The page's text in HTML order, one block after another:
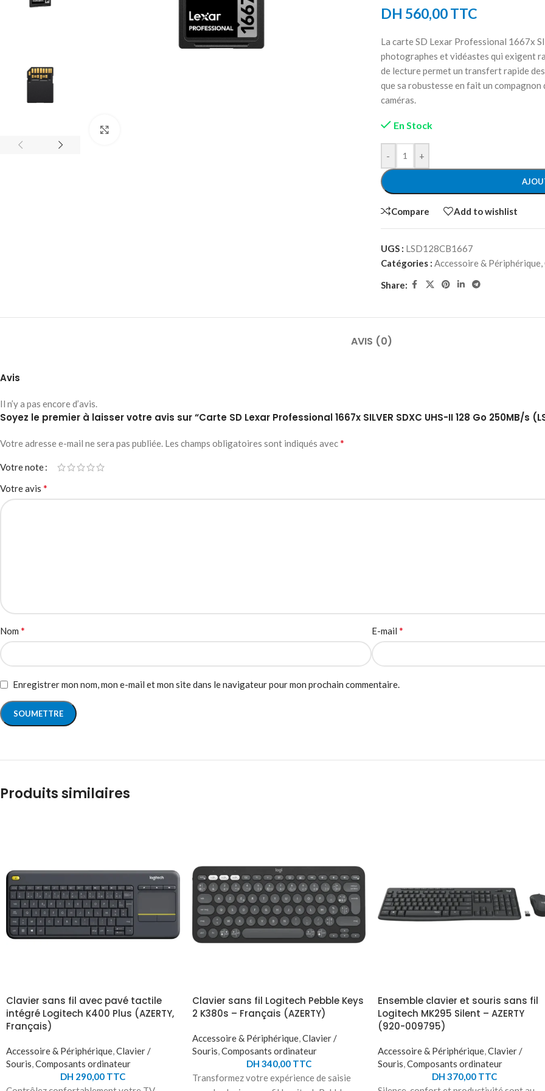
DH 560,00TTC
La carte SD Lexar Professional 1667x
photographes et vidéastes qui exigent
de lecture permet un transfert rapide
que sa robustesse en fait un
caméras.
En Stock
- +
Compare Add to wishlist
UGS : LSD128CB1667
Catégories : Accessoire & Périphérique,
Share:
AVIS (0)
Avis
Il n’y a pas encore d’avis.
Soyez le premier à laisser votre avis sur “Carte SD Lexar Professional 1667x SILVER SDXC UHS-II 128 Go 250MB/s
Votre adresse e-mail ne sera pas publiée. Les champs obligatoires sont indiqués avec*
Votre note
Votre avis *
Nom * E-mail *
Enregistrer mon nom, mon e-mail et mon site dans le navigateur pour mon prochain commentaire.
Produits similaires
Clavier sans fil avec pavé tactile
intégré Logitech K400 Plus (AZERTY,
Français)
Accessoire & Périphérique,Clavier /
Souris,Composants ordinateur
DH 290,00 TTC
Clavier sans fil Logitech Pebble Keys
2 K380s – Français (AZERTY)
Accessoire & Périphérique,Clavier /
Souris,Composants ordinateur
DH 340,00TTC
Transformez votre expérience de saisie
Ensemble clavier et souris sans fil
Logitech MK295 Silent – AZERTY
(920-009795)
Accessoire & Périphérique,Clavier /
Souris,Composants ordinateur
DH 370,00 TTC